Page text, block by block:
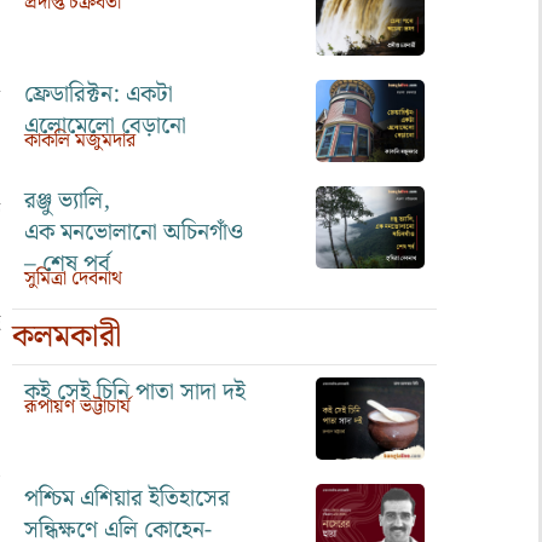
ফ্রেডারিক্টন: একটা
এলোমেলো বেড়ানো
কাকলি মজুমদার
রঞ্জু ভ্যালি,
এক মনভোলানো অচিনগাঁও
– শেষ পর্ব
সুমিত্রা দেবনাথ
কলমকারী
কই সেই চিনি পাতা সাদা দই
রূপায়ণ ভট্টাচার্য
পশ্চিম এশিয়ার ইতিহাসের
সন্ধিক্ষণে এলি কোহেন-